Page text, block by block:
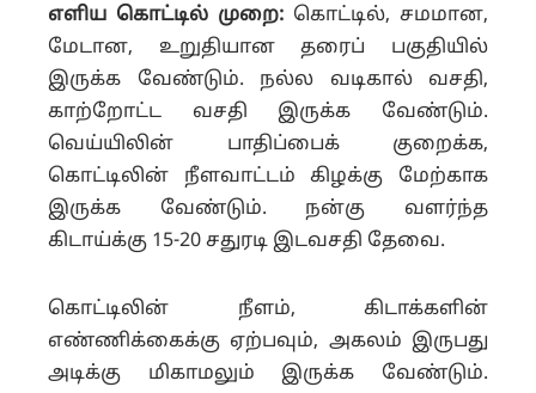
எளிய கொட்டில் முறை: கொட்டில், சமமான,
மேடான, உறுதியான தரைப் பகுதியில்
இருக்க வேண்டும். நல்ல வடிகால் வசதி,
காற்றோட்ட வசதி இருக்க வேண்டும்.
வெய்யிலின் பாதிப்பைக் குறைக்க,
கொட்டிலின் நீளவாட்டம் கிழக்கு மேற்காக
இருக்க வேண்டும். நன்கு வளர்ந்த
கிடாய்க்கு 15-20 சதுரடி இடவசதி தேவை.
கொட்டிலின் நீளம், கிடாக்களின்
எண்ணிக்கைக்கு ஏற்பவும், அகலம் இருபது
அடிக்கு மிகாமலும் இருக்க வேண்டும்.